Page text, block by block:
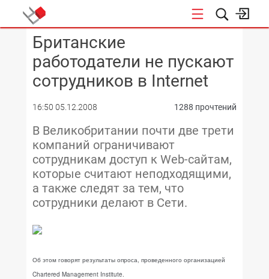
Британские
работодатели не пускают
сотрудников в Internet
16:50 05.12.2008 1288 прочтений
В Великобритании почти две трети
компаний ограничивают
сотрудникам доступ к Web-сайтам,
которые считают неподходящими,
а также следят за тем, что
сотрудники делают в Сети.
Об этом говорят результаты опроса, проведенного организацией
Chartered Management Institute.